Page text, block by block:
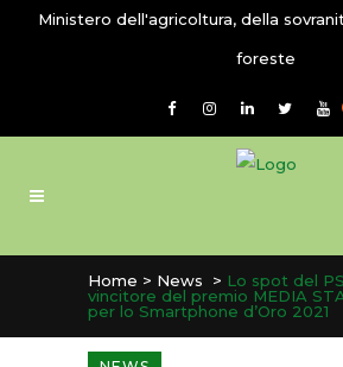
Ministero dell'agricoltura, della
foreste
Home > News > Lo spot del
vincitore del premio MEDIA
per lo Smartphone d’Oro 2021